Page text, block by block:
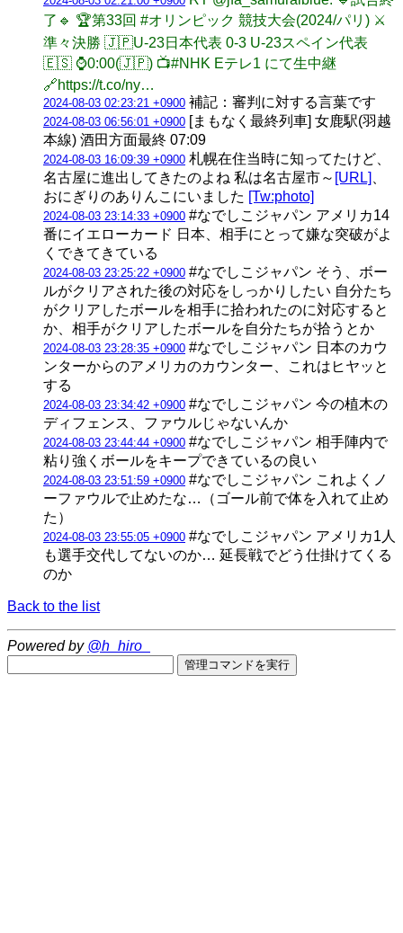
了🔹️ 🏆第33回 #オリンピック 競技大会(2024/パリ) ⚔️
準々決勝 🇯🇵U-23日本代表 0-3 U-23スペイン代表
🇪🇸 ⌚️0:00(🇯🇵) 📺#NHK Eテレ1 にて生中継
🔗https://t.co/ny…
2024-08-03 02:23:21 +0900 補記：審判に対する言葉です
2024-08-03 06:56:01 +0900 [まもなく最終列車] 女鹿駅(羽越
本線) 酒田方面最終 07:09
2024-08-03 16:09:39 +0900 札幌在住当時に知ってたけど、
名古屋に進出してきたのよね 私は名古屋市～ [URL]
おにぎりのありんこにいました [Tw:photo]
2024-08-03 23:14:33 +0900 #なでしこジャパン アメリカ14
番にイエローカード 日本、相手にとって嫌な突破がよ
くできてきている
2024-08-03 23:25:22 +0900 #なでしこジャパン そう、ボー
ルがクリアされた後の対応をしっかりしたい 自分たち
がクリアしたボールを相手に拾われたのに対応すると
か、相手がクリアしたボールを自分たちが拾うとか
2024-08-03 23:28:35 +0900 #なでしこジャパン 日本のカウ
ンターからのアメリカのカウンター、これはヒヤッと
する
2024-08-03 23:34:42 +0900 #なでしこジャパン 今の植木の
ディフェンス、ファウルじゃないんか
2024-08-03 23:44:44 +0900 #なでしこジャパン 相手陣内で
粘り強くボールをキープできているの良い
2024-08-03 23:51:59 +0900 #なでしこジャパン これよくノ
ーファウルで止めたな…（ゴール前で体を入れて止め
た）
2024-08-03 23:55:05 +0900 #なでしこジャパン アメリカ1人
も選手交代してないのか… 延長戦でどう仕掛けてくる
のか
Back to the list
Powered by @h_hiro_